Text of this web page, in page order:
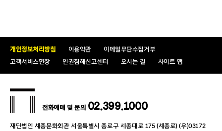
관람시간 : 일자별/요일별 공연 시간이 다르
니, 예매 전 반드시 확인해 주시기 바랍니다.
절망을 넘어 환희로
개인정보처리방침 이용약관
이메일무단수집거부
고객서비스헌장
인권침해신고센터 오시는 길 사이트 맵
재단법인 세종문화회관 서울특별시 종로구 세종대로 175 (세종로) (우)03172
전화예매 및 문의 02.399.1000